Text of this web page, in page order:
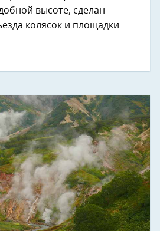
высоте, сделан
колясок и площадки